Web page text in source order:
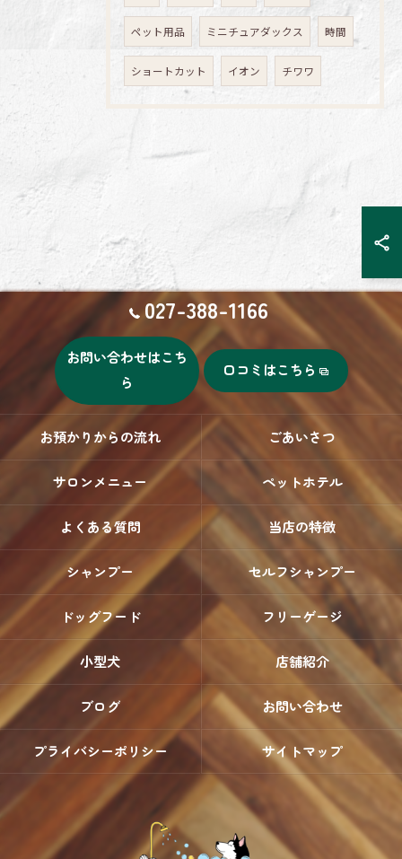
ペット用品 ミニチュアダックス 時間
ショートカット イオン チワワ
027-388-1166
お問い合わせはこち
ら
口コミはこちら
お預かりからの流れ ごあいさつ
サロンメニュー ペットホテル
よくある質問 当店の特徴
シャンプー セルフシャンプー
ドッグフード フリーゲージ
小型犬 店舗紹介
ブログ お問い合わせ
プライバシーポリシー サイトマップ